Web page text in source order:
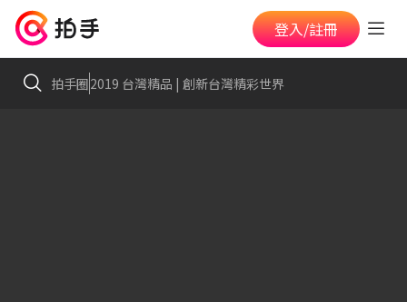
登入/註冊
拍手圈2019 台灣精品 | 創新台灣精彩世界